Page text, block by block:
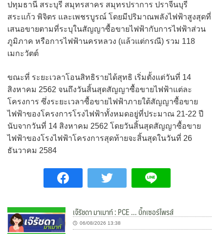
ปทุมธานี สระบุรี สมุทรสาคร สมุทรปราการ ปราจีนบุรี
สระแก้ว พิจิตร และเพชรบูรณ์ โดยมีปริมาณพลังไฟฟ้าสูงสุดที่
เสนอขายตามที่ระบุในสัญญาซื้อขายไฟฟ้ากับการไฟฟ้าส่วน
ภูมิภาค หรือการไฟฟ้านครหลวง (แล้วแต่กรณี) รวม 118
เมกะวัตต์
ขณะที่ ระยะเวลาโอนสิทธิรายได้สุทธิ เริ่มตั้งแต่วันที่ 14
สิงหาคม 2562 จนถึงวันสิ้นสุดสัญญาซื้อขายไฟฟ้าแต่ละ
โครงการ ซึ่งระยะเวลาซื้อขายไฟฟ้าภายใต้สัญญาซื้อขาย
ไฟฟ้าของโครงการโรงไฟฟ้าทั้งหมดอยู่ที่ประมาณ 21-22 ปี
นับจากวันที่ 14 สิงหาคม 2562 โดยวันสิ้นสุดสัญญาซื้อขาย
ไฟฟ้าของโรงไฟฟ้าโครงการสุดท้ายจะสิ้นสุดในวันที่ 26
ธันวาคม 2584
เจ๊รัชดา มาเมาท์ : PCE … บิ๊กเซอร์ไพรส์
06/08/2026 13:38